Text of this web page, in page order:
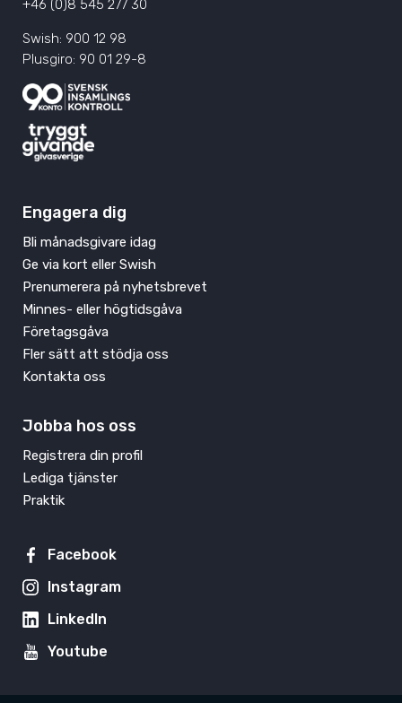
+46 (0)8 545 277 30
Swish: 900 12 98
Plusgiro: 90 01 29-8
Engagera dig
Bli månadsgivare idag
Ge via kort eller Swish
Prenumerera på nyhetsbrevet
Minnes- eller högtidsgåva
Företagsgåva
Fler sätt att stödja oss
Kontakta oss
Jobba hos oss
Registrera din profil
Lediga tjänster
Praktik
Facebook
Instagram
LinkedIn
Youtube